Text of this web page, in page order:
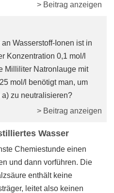
> Beitrag anzeigen
Wasserstoff-Ionen ist in
Konzentration 0,1 mol/l
Milliliter Natronlauge mit
mol/l benötigt man, um
zu neutralisieren?
> Beitrag anzeigen
Wasser
Chemiestunde einen
und dann vorführen. Die
enthält keine
leitet also keinen